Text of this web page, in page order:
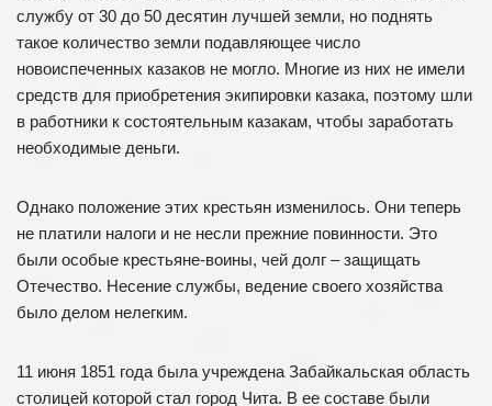
службу от 30 до 50 десятин лучшей земли, но поднять
такое количество земли подавляющее число
новоиспеченных казаков не могло. Многие из них не имели
средств для приобретения экипировки казака, поэтому шли
в работники к состоятельным казакам, чтобы заработать
необходимые деньги.
Однако положение этих крестьян изменилось. Они теперь
не платили налоги и не несли прежние повинности. Это
были особые крестьяне-воины, чей долг – защищать
Отечество. Несение службы, ведение своего хозяйства
было делом нелегким.
11 июня 1851 года была учреждена Забайкальская область
столицей которой стал город Чита. В ее составе были